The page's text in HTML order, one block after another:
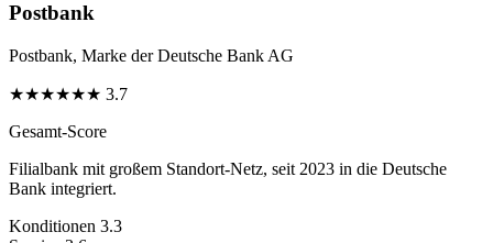
Postbank
Postbank, Marke der Deutsche Bank AG
★★★★★★ 3.7
Gesamt-Score
Filialbank mit großem Standort-Netz, seit 2023 in die Deutsche
Bank integriert.
Konditionen 3.3